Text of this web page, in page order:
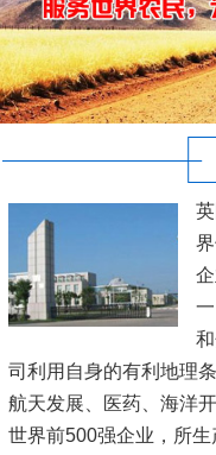
司利用自身的有利地理
航天发展、医药、海洋
世界前500强企业，所生